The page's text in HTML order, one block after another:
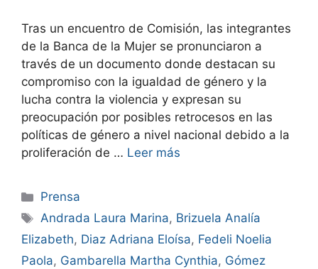
Tras un encuentro de Comisión, las integrantes
de la Banca de la Mujer se pronunciaron a
través de un documento donde destacan su
compromiso con la igualdad de género y la
lucha contra la violencia y expresan su
preocupación por posibles retrocesos en las
políticas de género a nivel nacional debido a la
proliferación de … Leer más
Prensa
Andrada Laura Marina, Brizuela Analía
Elizabeth, Diaz Adriana Eloísa, Fedeli Noelia
Paola, Gambarella Martha Cynthia, Gómez